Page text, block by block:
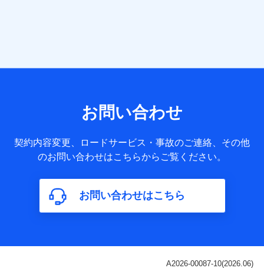
サービス提供等を通じて取得した、以下の情報などの個人デ
基本情報
氏名、電話番号、メールアドレス、お客さまの識別子、
属性、連絡先、dポイントサービスのご利用に関する情
構成、住所、dポイント残高、dポイント利用履歴などが
含まれます。
利用情報
ご契約状態・ご利用履歴インターネット利用時の行動に
お問い合わせ
契約内容変更、ロードサービス・事故のご連絡、その他
のお問い合わせはこちらからご覧ください。
お問い合わせはこちら